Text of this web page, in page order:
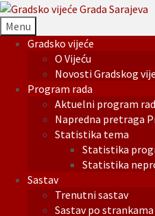
Menu
Gradsko vijeće
O Vijeću
Novosti Gradskog
Program rada
Aktuelni program
Napredna pretraga
Statistika tema
Statistika
Statistika
Sastav
Trenutni sastav
Sastav po strankama